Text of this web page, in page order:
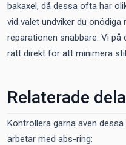
bakaxel, då dessa ofta har
vid valet undviker du
reparationen snabbare. Vi på
rätt direkt för att minimera
Relaterade
Kontrollera gärna även
arbetar med abs-ring: